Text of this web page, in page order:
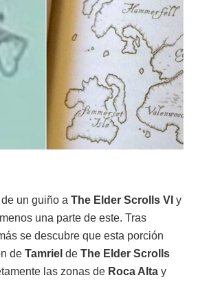
un guiño a The Elder Scrolls VI y
una parte de este. Tras
se descubre que esta porción
de Tamriel de The Elder Scrolls
las zonas de Roca Alta y